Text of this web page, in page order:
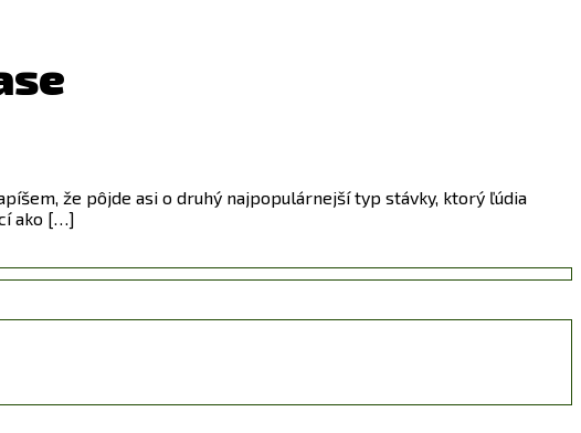
že pôjde asi o druhý najpopulárnejší typ stávky, ktorý ľúdia
ako […]